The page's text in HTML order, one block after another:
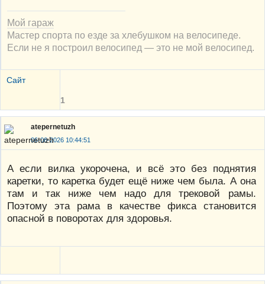
Мой гараж
Мастер спорта по езде за хлебушком на велосипеде.
Если не я построил велосипед — это не мой велосипед.
Сайт
1
atepernetuzh
06-06-2026 10:44:51
А если вилка укорочена, и всё это без поднятия
каретки, то каретка будет ещё ниже чем была. А она
там и так ниже чем надо для трековой рамы.
Поэтому эта рама в качестве фикса становится
опасной в поворотах для здоровья.